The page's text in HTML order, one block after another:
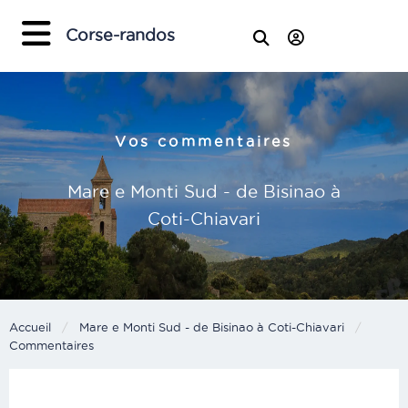
Corse-randos
Vos commentaires
Mare e Monti Sud - de Bisinao à
Coti-Chiavari
Accueil
Mare e Monti Sud - de Bisinao à Coti-Chiavari
Current:
Commentaires